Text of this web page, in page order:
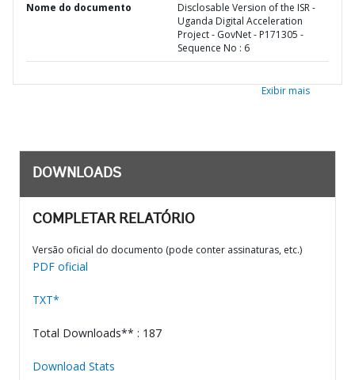
Nome do documento
Disclosable Version of the ISR -
Uganda Digital Acceleration
Project - GovNet - P171305 -
Sequence No : 6
Exibir mais
DOWNLOADS
COMPLETAR RELATÓRIO
Versão oficial do documento (pode conter assinaturas, etc.)
PDF oficial
TXT*
Total Downloads** : 187
Download Stats